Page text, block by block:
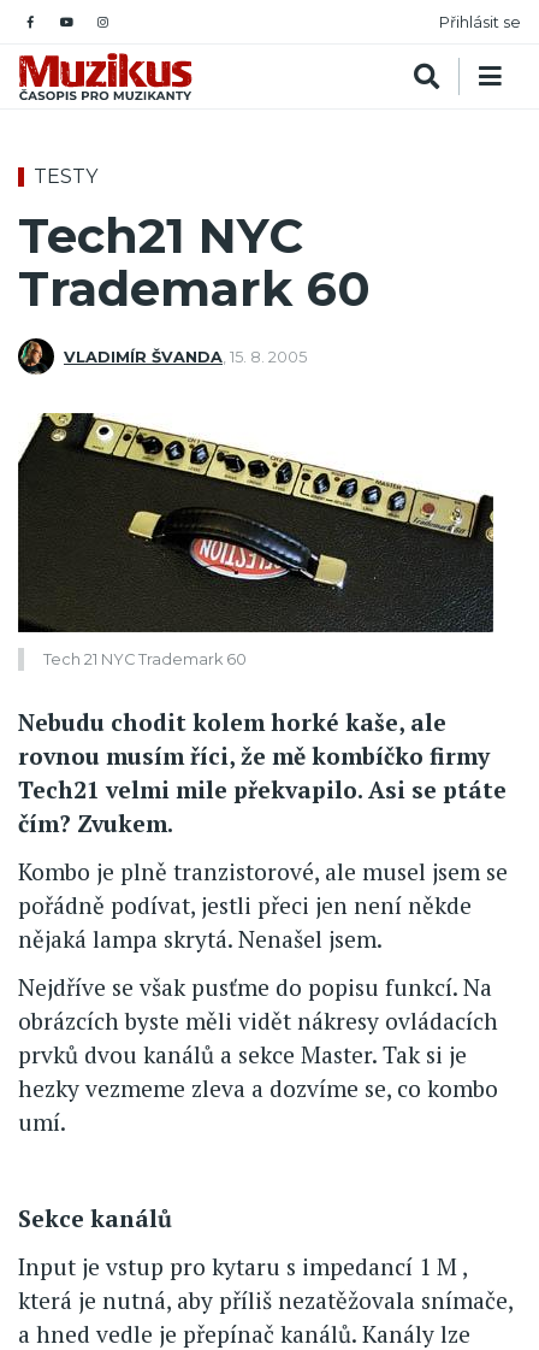
Přihlásit se
TESTY
Tech21 NYC
Trademark 60
VLADIMÍR ŠVANDA 15. 8. 2005
Tech 21 NYC Trademark 60
Nebudu chodit kolem horké kaše, ale
rovnou musím říci, že mě kombíčko firmy
Tech21 velmi mile překvapilo. Asi se ptáte
čím? Zvukem.
Kombo je plně tranzistorové, ale musel jsem se
pořádně podívat, jestli přeci jen není někde
nějaká lampa skrytá. Nenašel jsem.
Nejdříve se však pusťme do popisu funkcí. Na
obrázcích byste měli vidět nákresy ovládacích
prvků dvou kanálů a sekce Master. Tak si je
hezky vezmeme zleva a dozvíme se, co kombo
umí.
Sekce kanálů
Input je vstup pro kytaru s impedancí 1 M ,
která je nutná, aby příliš nezatěžovala snímače,
a hned vedle je přepínač kanálů. Kanály lze